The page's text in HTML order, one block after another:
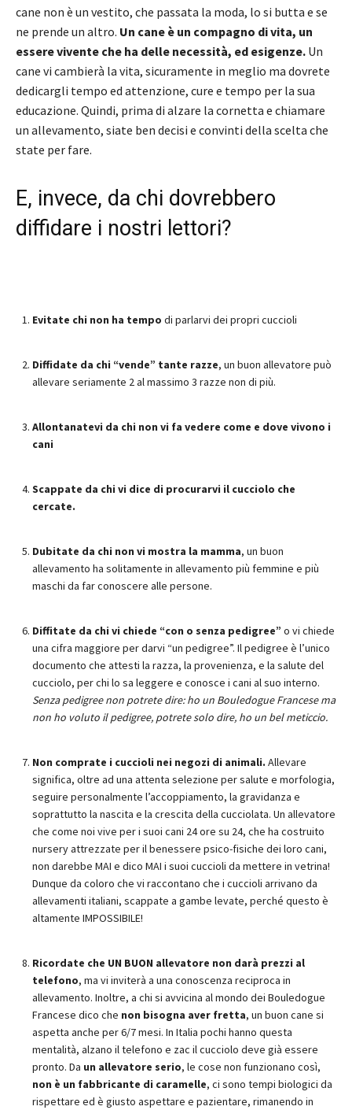
cane non è un vestito, che passata la moda, lo si butta e se
ne prende un altro. Un cane è un compagno di vita, un
essere vivente che ha delle necessità, ed esigenze. Un
cane vi cambierà la vita, sicuramente in meglio ma dovrete
dedicargli tempo ed attenzione, cure e tempo per la sua
educazione. Quindi, prima di alzare la cornetta e chiamare
un allevamento, siate ben decisi e convinti della scelta che
state per fare.
E, invece, da chi dovrebbero
diffidare i nostri lettori?
Evitate chi non ha tempo di parlarvi dei propri cuccioli
Diffidate da chi “vende” tante razze, un buon allevatore può
allevare seriamente 2 al massimo 3 razze non di più.
Allontanatevi da chi non vi fa vedere come e dove vivono i
cani
Scappate da chi vi dice di procurarvi il cucciolo che
cercate.
Dubitate da chi non vi mostra la mamma, un buon
allevamento ha solitamente in allevamento più femmine e più
maschi da far conoscere alle persone.
Diffitate da chi vi chiede “con o senza pedigree” o vi chiede
una cifra maggiore per darvi “un pedigree”. Il pedigree è l’unico
documento che attesti la razza, la provenienza, e la salute del
cucciolo, per chi lo sa leggere e conosce i cani al suo interno.
Senza pedigree non potrete dire: ho un Bouledogue Francese ma
non ho voluto il pedigree, potrete solo dire, ho un bel meticcio.
Non comprate i cuccioli nei negozi di animali. Allevare
significa, oltre ad una attenta selezione per salute e morfologia,
seguire personalmente l’accoppiamento, la gravidanza e
soprattutto la nascita e la crescita della cucciolata. Un allevatore
che come noi vive per i suoi cani 24 ore su 24, che ha costruito
nursery attrezzate per il benessere psico-fisiche dei loro cani,
non darebbe MAI e dico MAI i suoi cuccioli da mettere in vetrina!
Dunque da coloro che vi raccontano che i cuccioli arrivano da
allevamenti italiani, scappate a gambe levate, perché questo è
altamente IMPOSSIBILE!
Ricordate che UN BUON allevatore non darà prezzi al
telefono, ma vi inviterà a una conoscenza reciproca in
allevamento. Inoltre, a chi si avvicina al mondo dei Bouledogue
Francese dico che non bisogna aver fretta, un buon cane si
aspetta anche per 6/7 mesi. In Italia pochi hanno questa
mentalità, alzano il telefono e zac il cucciolo deve già essere
pronto. Da un allevatore serio, le cose non funzionano così,
non è un fabbricante di caramelle, ci sono tempi biologici da
rispettare ed è giusto aspettare e pazientare, rimanendo in